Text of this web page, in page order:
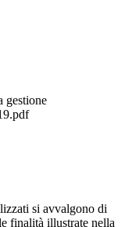
si avvalgono di
finalità illustrate nella